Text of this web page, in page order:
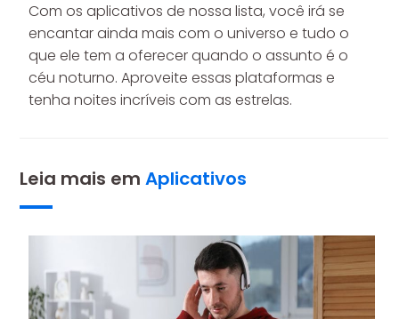
Com os aplicativos de nossa lista, você irá se
encantar ainda mais com o universo e tudo o
que ele tem a oferecer quando o assunto é o
céu noturno. Aproveite essas plataformas e
tenha noites incríveis com as estrelas.
Leia mais em Aplicativos